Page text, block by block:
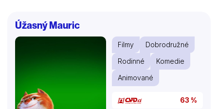
Úžasný Mauric
Filmy
Dobrodružné
Rodinné
Komedie
Animované
63 %